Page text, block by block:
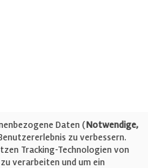
Daten (Notwendige,
zu verbessern.
Tracking-Technologien von
verarbeiten und um ein